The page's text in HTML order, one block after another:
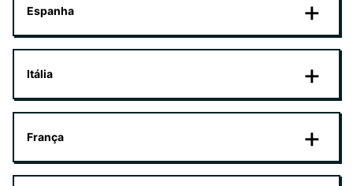
Espanha
Itália
França